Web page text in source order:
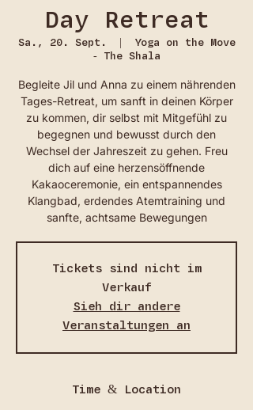
Day Retreat
Sa., 20. Sept.
  |
Yoga on the Move
- The Shala
Begleite Jil und Anna zu einem nährenden
Tages-Retreat, um sanft in deinen Körper
zu kommen, dir selbst mit Mitgefühl zu
begegnen und bewusst durch den
Wechsel der Jahreszeit zu gehen. Freu
dich auf eine herzensöffnende
Kakaoceremonie, ein entspannendes
Klangbad, erdendes Atemtraining und
sanfte, achtsame Bewegungen
Tickets sind nicht im
Verkauf
Sieh dir andere
Veranstaltungen an
Time & Location